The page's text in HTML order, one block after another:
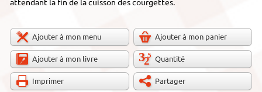
attendant la fin de la cuisson des courgettes.
Ajouter à mon menu Ajouter à mon panier
Ajouter à mon livre Quantité
Imprimer Partager